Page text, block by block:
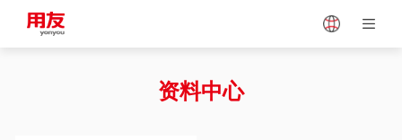
Vietnam
资料中心